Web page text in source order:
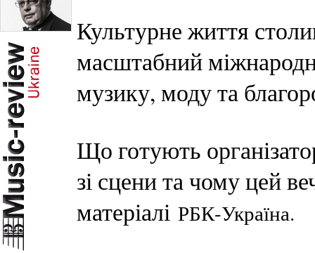
Культурне життя
масштабний
музику, моду та
Що готують
зі сцени та чому цей
матеріалі РБК-Україна.